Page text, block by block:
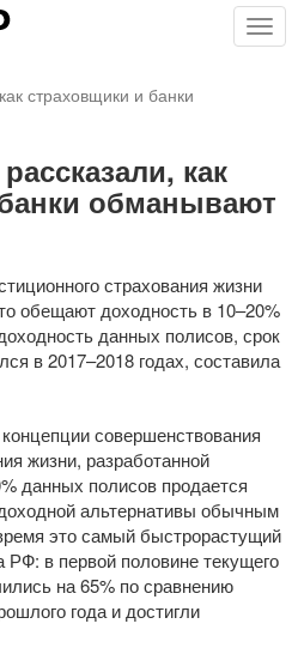
страховщики и банки
как
обманывают
страхования жизни
обещают доходность в 10–20%
данных полисов, срок
в 2017–2018 годах, составила
совершенствования
жизни, разработанной
данных полисов продается
альтернативы обычным
это самый быстрорастущий
РФ: в первой половине текущего
на 65% по сравнению
года и достигли